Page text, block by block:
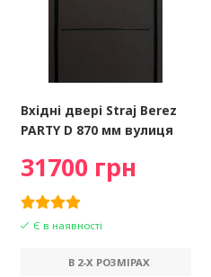
Вхідні двері Straj Berez
PARTY D 870 мм вулиця
31700 грн
Є в наявності
В 2-X РОЗМІРАХ